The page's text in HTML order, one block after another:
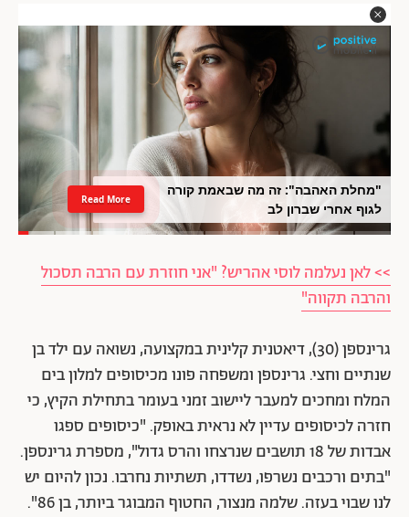
"מחלת האהבה": זה מה שבאמת קורה
לגוף אחרי שברון לב
Read More
>> לאן נעלמה לוסי אהריש? "אני חוזרת עם הרבה תסכול
והרבה תקווה"
גרינספן (30), דיאטנית קלינית במקצועה, נשואה עם ילד בן
שנתיים וחצי. גרינספן ומשפחה פונו מכיסופים למלון בים
המלח ומחכים למעבר ליישוב זמני בעומר בתחילת הקיץ, כי
חזרה לכיסופים עדיין לא נראית באופק. "כיסופים ספגו
אבדות של 18 תושבים שנרצחו והרס גדול", מספרת גרינספן.
"בתים ורכבים נשרפו, נשדדו, תשתיות נחרבו. נכון להיום יש
לנו שבוי בעזה. שלמה מנצור, החטוף המבוגר ביותר, בן 86".